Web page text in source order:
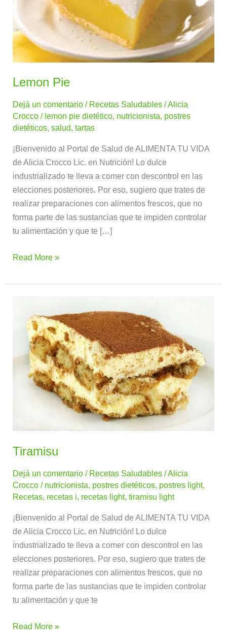
Lemon Pie
Dejá un comentario / Recetas Saludables /Alicia
Crocco/ lemon pie dietético, nutricionista, postres
dietéticos,salud,tartas
¡Bienvenido al Portal de Salud de ALIMENTA TU VIDA
de Alicia Crocco Lic. en Nutrición! Lo dulce
industrializado te lleva a comer con descontrol en las
elecciones posteriores. Por eso, sugiero que trates de
realizar preparaciones con alimentos frescos, que no
forma parte de las sustancias que te impiden controlar
tu alimentación y que te […]
Read More »
Tiramisu
Dejá un comentario / Recetas Saludables /Alicia
Crocco/ nutricionista postres dietéticos postres light,
Recetas recetas i recetas light,tiramisu light
¡Bienvenido al Portal de Salud de ALIMENTA TU VIDA
de Alicia Crocco Lic. en Nutrición! Lo dulce
industrializado te lleva a comer con descontrol en las
elecciones posteriores. Por eso, sugiero que trates de
realizar preparaciones con alimentos frescos, que no
forma parte de las sustancias que te impiden controlar
tu alimentación y que te
Read More »